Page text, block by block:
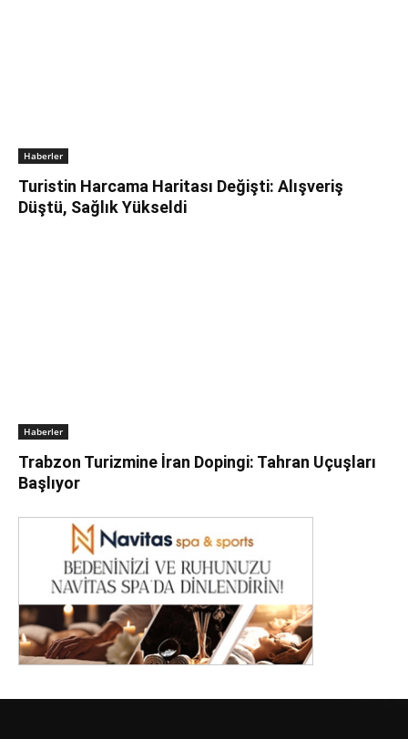
Haberler
Turistin Harcama Haritası Değişti: Alışveriş
Düştü, Sağlık Yükseldi
Haberler
Trabzon Turizmine İran Dopingi: Tahran Uçuşları
Başlıyor